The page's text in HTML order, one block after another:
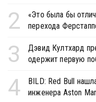
2
«Это была бы
перехода
3
Дэвид Култхард
одержит первую
4
BILD: Red Bull
инженера Aston